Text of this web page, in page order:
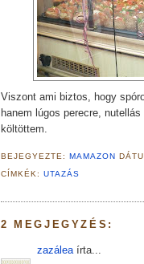
Viszont ami biztos, hogy
hanem lúgos perecre,
költöttem.
BEJEGYEZTE:MAMAZON
CÍMKÉK:UTAZÁS
2 MEGJEGYZÉS:
zazáleaírta...